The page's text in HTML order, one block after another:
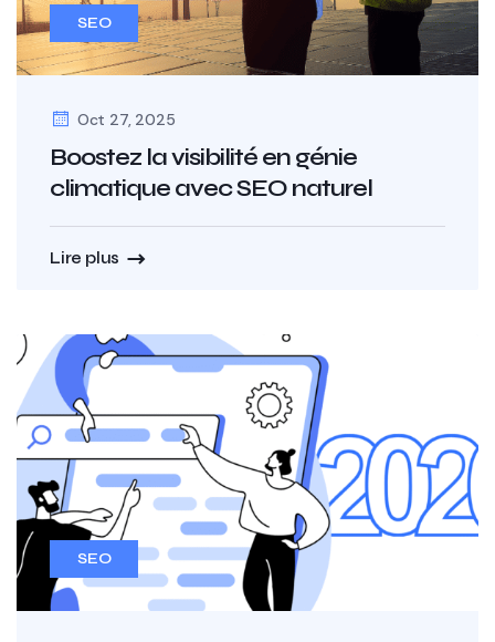
SEO
Oct 27, 2025
Boostez la visibilité en génie
climatique avec SEO naturel
Lire plus
SEO